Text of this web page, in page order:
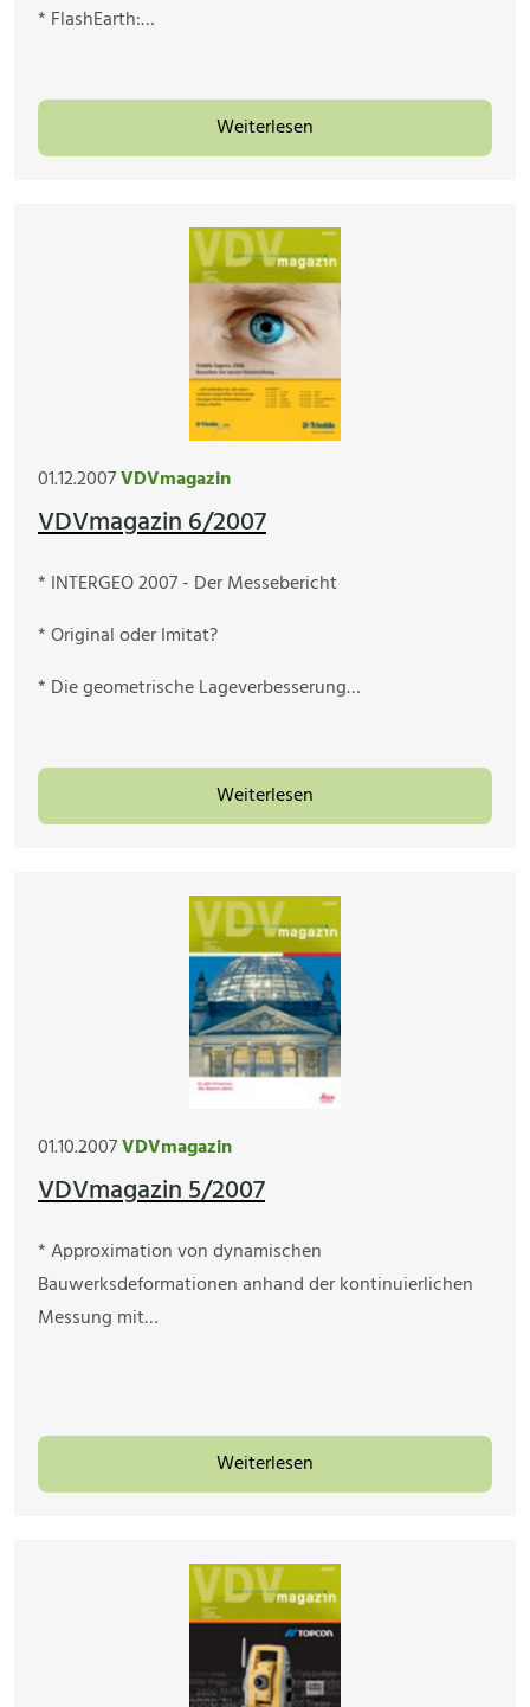
* FlashEarth:…
Weiterlesen
01.12.2007VDVmagazin
VDVmagazin 6/2007
* INTERGEO 2007 - Der Messebericht
* Original oder Imitat?
* Die geometrische Lageverbesserung…
Weiterlesen
01.10.2007VDVmagazin
VDVmagazin 5/2007
* Approximation von dynamischen
Bauwerksdeformationen anhand der kontinuierlichen
Messung mit…
Weiterlesen